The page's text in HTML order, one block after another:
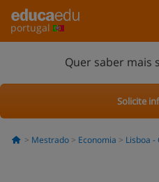
portugal
Quer saber mais
Solicite
Mestrado Economia Lisboa -